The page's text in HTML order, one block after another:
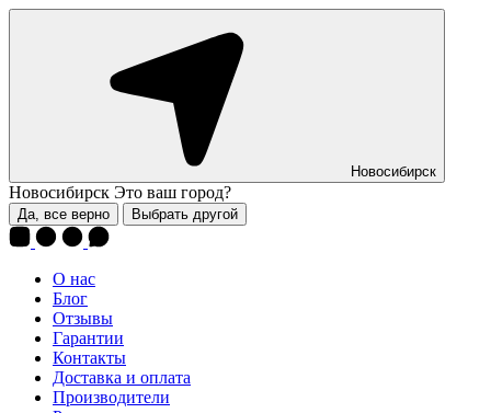
Новосибирск
Новосибирск Это ваш город?
Да, все верно Выбрать другой
О нас
Блог
Отзывы
Гарантии
Контакты
Доставка и оплата
Производители